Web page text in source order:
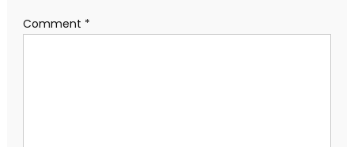
Comment *